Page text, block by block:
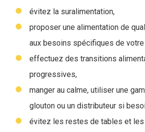
évitez la suralimentation,
proposer une alimentation de
aux besoins spécifiques de votre
effectuez des transitions
progressives,
manger au calme, utiliser une
glouton ou un distributeur si
évitez les restes de tables et